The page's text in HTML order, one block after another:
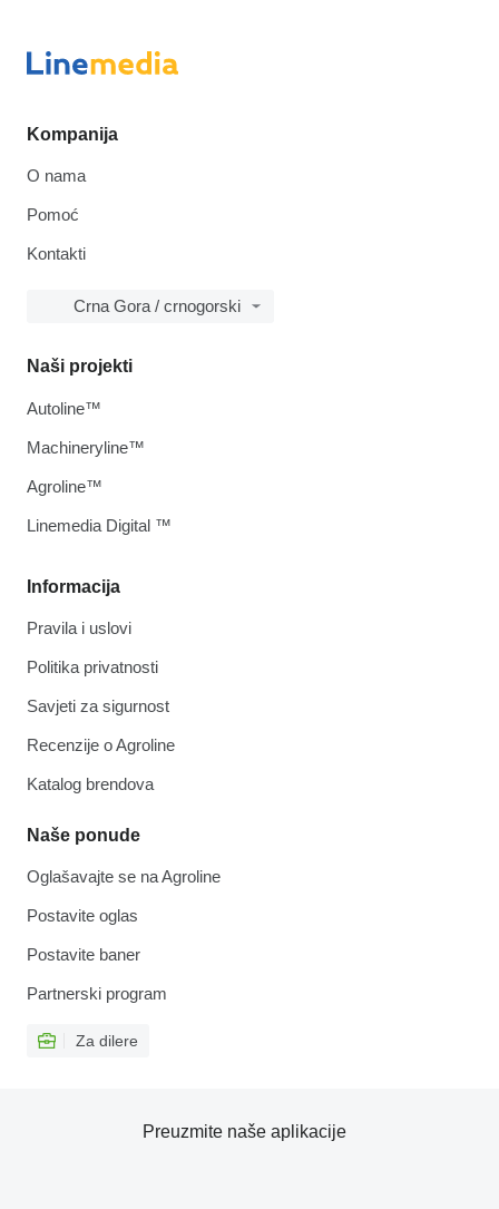
Kompanija
O nama
Pomoć
Kontakti
Crna Gora / crnogorski
Informacija
Pravila i uslovi
Politika privatnosti
Savjeti za sigurnost
Recenzije o Agroline
Katalog brendova
Naše ponude
Oglašavajte se na Agroline
Postavite oglas
Postavite baner
Partnerski program
Za dilere
Naši projekti
Autoline™
Machineryline™
Agroline™
Linemedia Digital ™
Preuzmite naše aplikacije